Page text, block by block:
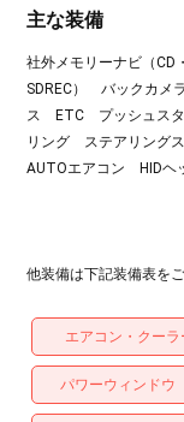
主な装備
社外メモリーナビ（CD
SDREC） バックカメ
ス ETC プッシュス
リング ステアリング
AUTOエアコン HIDヘ
他装備は下記装備表を
エアコン・クーラ
パワーウィンドウ